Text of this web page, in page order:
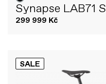
Synapse LAB71
299 999 Kč
SALE